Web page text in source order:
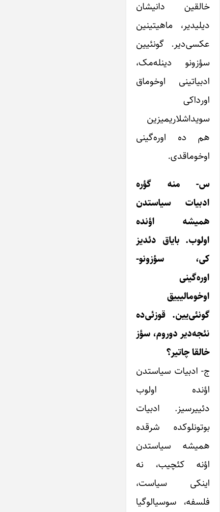
خالقین دانیشان
دیلیدیر، ماهیتینین
عکسی‌دیر. گونئیین
سؤزونو دینله‌مک،
ادبیاتینی اوخوماق
اورداکی
سویداشلاریمیزین
هم ده اوره‌گینی
اوخوماقدی.
س- منه گؤره
ادبیات‌ سیاستدن
همیشه اؤنده
اولوب. بایاق دئدیز
کی، سؤزونو-
اوره‌گینی
اوخومالیییق
گونئی‌یین. قوزئی‌ده
نئجه‌دیر دوروم، سؤز
خالقا چاتیر؟
ج- ادبیات سیاستدن
اؤنده اولوب
دئییرسیز. ادبیات
بوتونلوکده شرقده
همیشه سیاستدن
اؤنه کئچیب، نه
اینکی سیاست،
فلسفه، سوسیالوگیا